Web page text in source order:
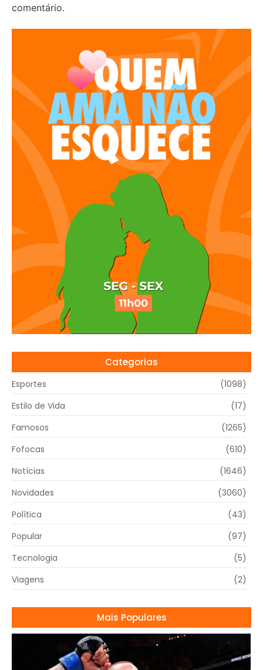
comentário.
Mais Populares
Categorias
Esportes
(1098)
Estilo de Vida
(17)
Famosos
(1265)
Fofocas
(610)
Notícias
(1646)
Novidades
(3060)
Política
(43)
Popular
(97)
Tecnologia
(5)
Viagens
(2)